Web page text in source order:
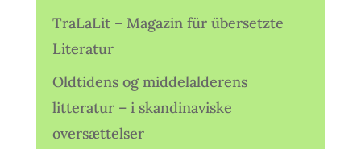
TraLaLit – Magazin für übersetzte
Literatur
Oldtidens og middelalderens
litteratur – i skandinaviske
oversættelser